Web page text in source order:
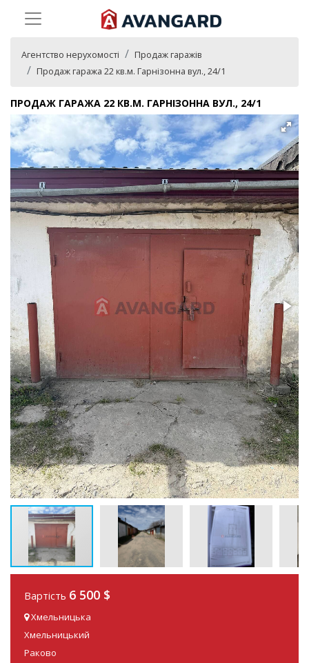
Агентство нерухомості
Продаж гаражів
Продаж гаража 22 кв.м. Гарнізонна вул., 24/1
ПРОДАЖ ГАРАЖА 22 КВ.М. ГАРНІЗОННА ВУЛ., 24/1
Вартість 6 500 $
Хмельницька
Хмельницький
Раково